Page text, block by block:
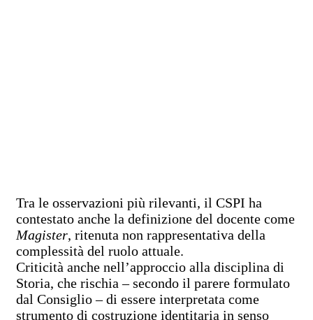
Tra le osservazioni più rilevanti, il CSPI ha
contestato anche la definizione del docente come
Magister, ritenuta non rappresentativa della
complessità del ruolo attuale.
Criticità anche nell’approccio alla disciplina di
Storia, che rischia – secondo il parere formulato
dal Consiglio – di essere interpretata come
strumento di costruzione identitaria in senso